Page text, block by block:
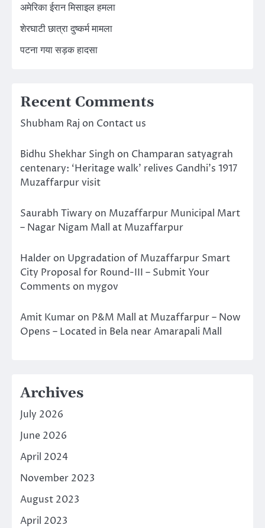
अमेरिका ईरान मिसाइल हमला
शेरघाटी छात्रा दुष्कर्म मामला
पटना गया सड़क हादसा
Recent Comments
Shubham Raj on Contact us
Bidhu Shekhar Singh on Champaran satyagrah
centenary: ‘Heritage walk’ relives Gandhi’s 1917
Muzaffarpur visit
Saurabh Tiwary on Muzaffarpur Municipal Mart
– Nagar Nigam Mall at Muzaffarpur
Halder on Upgradation of Muzaffarpur Smart
City Proposal for Round-III – Submit Your
Comments on mygov
Amit Kumar on P&M Mall at Muzaffarpur – Now
Opens – Located in Bela near Amarapali Mall
Archives
July 2026
June 2026
April 2024
November 2023
August 2023
April 2023